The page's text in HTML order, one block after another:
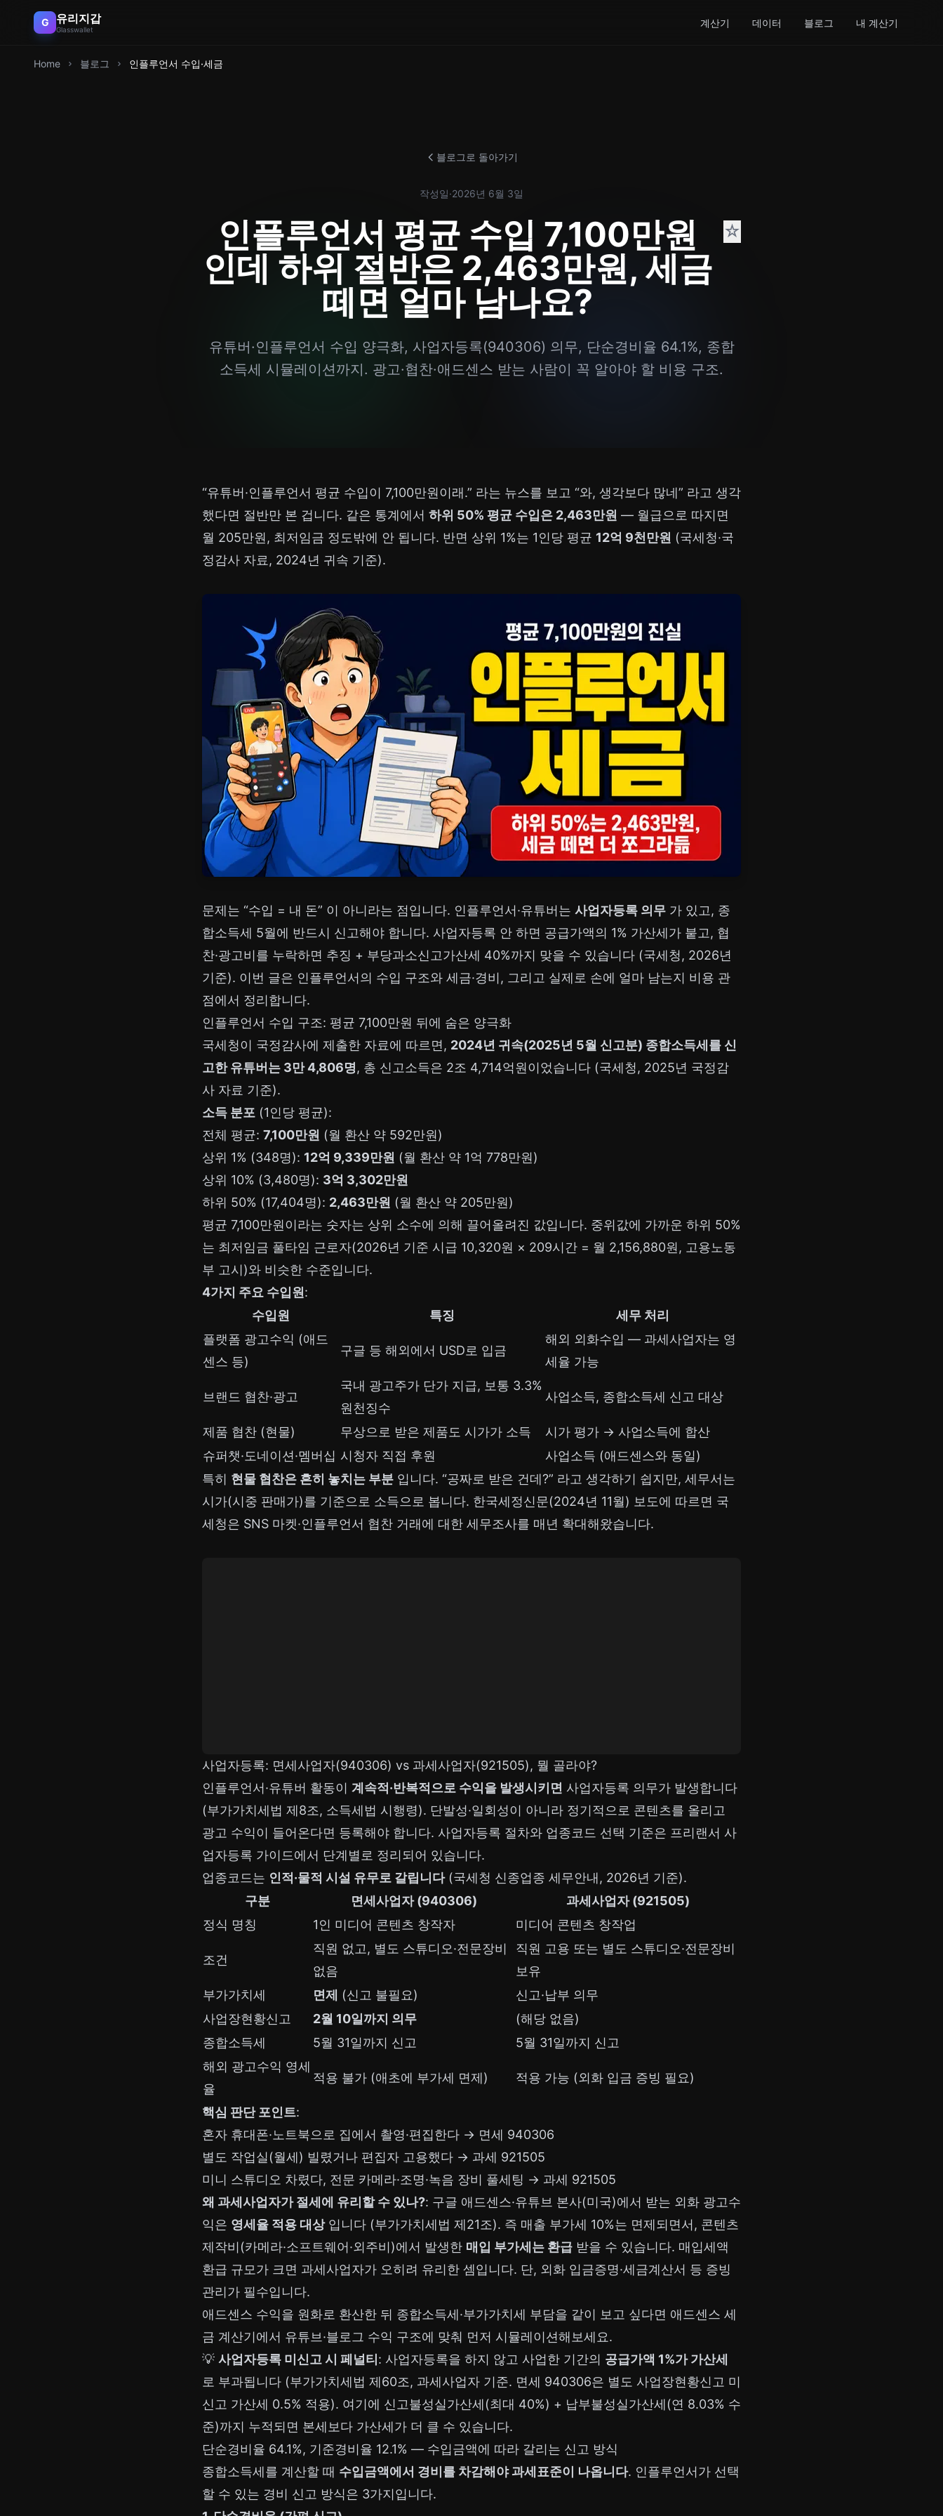
G 유리지갑
Glasswallet
계산기 데이터 블로그 내 계산기
Home 블로그 인플루언서 수입·세금
블로그로 돌아가기
작성일·2026년 6월 3일
인플루언서 평균 수입 7,100만원
인데 하위 절반은 2,463만원, 세금
떼면 얼마 남나요?
☆
유튜버·인플루언서 수입 양극화, 사업자등록(940306) 의무, 단순경비율 64.1%, 종합
소득세 시뮬레이션까지. 광고·협찬·애드센스 받는 사람이 꼭 알아야 할 비용 구조.
“유튜버·인플루언서 평균 수입이 7,100만원이래.” 라는 뉴스를 보고 “와, 생각보다 많네” 라고 생각
했다면 절반만 본 겁니다. 같은 통계에서 하위 50% 평균 수입은 2,463만원 — 월급으로 따지면
월 205만원, 최저임금 정도밖에 안 됩니다. 반면 상위 1%는 1인당 평균 12억 9천만원 (국세청·국
정감사 자료, 2024년 귀속 기준).
문제는 “수입 = 내 돈” 이 아니라는 점입니다. 인플루언서·유튜버는 사업자등록 의무 가 있고, 종
합소득세 5월에 반드시 신고해야 합니다. 사업자등록 안 하면 공급가액의 1% 가산세가 붙고, 협
찬·광고비를 누락하면 추징 + 부당과소신고가산세 40%까지 맞을 수 있습니다 (국세청, 2026년
기준). 이번 글은 인플루언서의 수입 구조와 세금·경비, 그리고 실제로 손에 얼마 남는지 비용 관
점에서 정리합니다.
인플루언서 수입 구조: 평균 7,100만원 뒤에 숨은 양극화
국세청이 국정감사에 제출한 자료에 따르면, 2024년 귀속(2025년 5월 신고분) 종합소득세를 신
고한 유튜버는 3만 4,806명, 총 신고소득은 2조 4,714억원이었습니다 (국세청, 2025년 국정감
사 자료 기준).
소득 분포 (1인당 평균):
전체 평균: 7,100만원 (월 환산 약 592만원)
상위 1% (348명): 12억 9,339만원 (월 환산 약 1억 778만원)
상위 10% (3,480명): 3억 3,302만원
하위 50% (17,404명): 2,463만원 (월 환산 약 205만원)
평균 7,100만원이라는 숫자는 상위 소수에 의해 끌어올려진 값입니다. 중위값에 가까운 하위 50%
는 최저임금 풀타임 근로자(2026년 기준 시급 10,320원 × 209시간 = 월 2,156,880원, 고용노동
부 고시)와 비슷한 수준입니다.
4가지 주요 수입원 :
수입원
특징
세무 처리
플랫폼 광고수익 (애드
센스 등)
구글 등 해외에서 USD로 입금
해외 외화수입 — 과세사업자는 영
세율 가능
브랜드 협찬·광고
국내 광고주가 단가 지급, 보통 3.3%
원천징수
사업소득, 종합소득세 신고 대상
제품 협찬 (현물) 무상으로 받은 제품도 시가가 소득
시가 평가 → 사업소득에 합산
슈퍼챗·도네이션·멤버십 시청자 직접 후원
사업소득 (애드센스와 동일)
특히 현물 협찬은 흔히 놓치는 부분 입니다. “공짜로 받은 건데?” 라고 생각하기 쉽지만, 세무서는
시가(시중 판매가)를 기준으로 소득으로 봅니다. 한국세정신문(2024년 11월) 보도에 따르면 국
세청은 SNS 마켓·인플루언서 협찬 거래에 대한 세무조사를 매년 확대해왔습니다.
사업자등록: 면세사업자(940306) vs 과세사업자(921505), 뭘 골라야?
인플루언서·유튜버 활동이 계속적·반복적으로 수익을 발생시키면 사업자등록 의무가 발생합니다
(부가가치세법 제8조, 소득세법 시행령). 단발성·일회성이 아니라 정기적으로 콘텐츠를 올리고
광고 수익이 들어온다면 등록해야 합니다. 사업자등록 절차와 업종코드 선택 기준은 프리랜서 사
업자등록 가이드에서 단계별로 정리되어 있습니다.
업종코드는 인적·물적 시설 유무로 갈립니다(국세청 신종업종 세무안내, 2026년 기준).
구분
면세사업자 (940306)
과세사업자 (921505)
정식 명칭
1인 미디어 콘텐츠 창작자 미디어 콘텐츠 창작업
조건
직원 없고, 별도 스튜디오·전문장비
없음
직원 고용 또는 별도 스튜디오·전문장비
보유
부가가치세
면제 (신고 불필요)
신고·납부 의무
사업장현황신고
2월 10일까지 의무
(해당 없음)
종합소득세
5월 31일까지 신고
5월 31일까지 신고
해외 광고수익 영세
율
적용 불가 (애초에 부가세 면제) 적용 가능 (외화 입금 증빙 필요)
핵심 판단 포인트:
혼자 휴대폰·노트북으로 집에서 촬영·편집한다 → 면세 940306
별도 작업실(월세) 빌렸거나 편집자 고용했다 → 과세 921505
미니 스튜디오 차렸다, 전문 카메라·조명·녹음 장비 풀세팅 → 과세 921505
왜 과세사업자가 절세에 유리할 수 있나?: 구글 애드센스·유튜브 본사(미국)에서 받는 외화 광고수
익은 영세율 적용 대상입니다 (부가가치세법 제21조). 즉 매출 부가세 10%는 면제되면서, 콘텐츠
제작비(카메라·소프트웨어·외주비)에서 발생한 매입 부가세는 환급 받을 수 있습니다. 매입세액
환급 규모가 크면 과세사업자가 오히려 유리한 셈입니다. 단, 외화 입금증명·세금계산서 등 증빙
관리가 필수입니다.
애드센스 수익을 원화로 환산한 뒤 종합소득세·부가가치세 부담을 같이 보고 싶다면 애드센스 세
금 계산기에서 유튜브·블로그 수익 구조에 맞춰 먼저 시뮬레이션해보세요.
💡 사업자등록 미신고 시 페널티 : 사업자등록을 하지 않고 사업한 기간의 공급가액 1%가 가산세
로 부과됩니다 (부가가치세법 제60조, 과세사업자 기준. 면세 940306은 별도 사업장현황신고 미
신고 가산세 0.5% 적용). 여기에 신고불성실가산세(최대 40%) + 납부불성실가산세(연 8.03% 수
준)까지 누적되면 본세보다 가산세가 더 클 수 있습니다.
단순경비율 64.1%, 기준경비율 12.1% — 수입금액에 따라 갈리는 신고 방식
종합소득세를 계산할 때 수입금액에서 경비를 차감해야 과세표준이 나옵니다. 인플루언서가 선택
할 수 있는 경비 신고 방식은 3가지입니다.